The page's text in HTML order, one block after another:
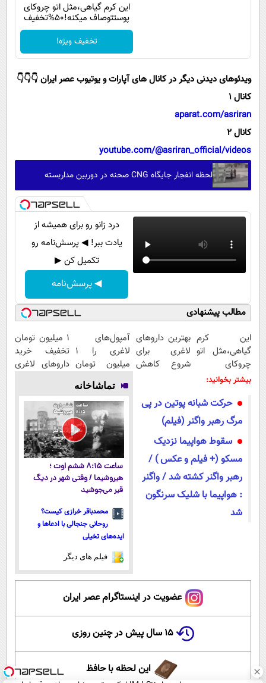
این کرم گیاهی،مثل اتو چروکای
پوستتوصاف میکنه!50%تخفیف
تخفیف ویژه!
ویدئوهای دیدنی دیگر در کانال های آپارات و یوتیوب عصر ایران 👇👇👇
کانال 1
aparat.com/asriran
کانال 2
youtube.com/@asriran_official/videos
لحظه انفجار جایگاه CNG صحنه در دوربین مداربسته
درد زانو رو برای همیشه از
یادت ببر! ◀ پرسش‌نامه رو
تکمیل کن ▶
◀ پرسش‌نامه
مطالب پیشنهادی
این کرم
گیاهی،مثل اتو
چروکای
پوستتوصاف
بهترین داروهای
لاغری برای
شروع کاهش
نزدیکت!
آمپول‌های
لاغری را ۱
میلیون تومان
ارزان‌تر از
همه‌جا بخر!
1 میلیون تومان
تخفیف خرید
داروهای لاغری
یخ!
بیشتر بخوانید:
حرکت شبانه پوتین در پی
مرگ رهبر واگنر (فیلم)
سقوط هواپیما نزدیک
مسکو (+ فیلم و عکس ) /
رهبر واگنر کشته شد / واگنر
: هواپیما با شلیک سرنگون
شد
تماشاخانه
ساعت ۸:۱۵ ششم اوت ؛
هیروشیما / وقتی شهر در دیگ
قیر می‌جوشید
محمدباقر خرازی کیست؟
روحانی جنجالی با ادعاها و
ایده‌های تخیلی
فیلم های دیگر
عضویت در اینستاگرام عصر ایران
۱۵ سال پیش در چنین روزی
این لحظه با حافظ